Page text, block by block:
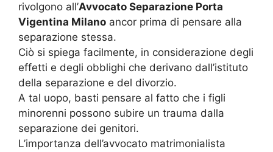
rivolgono all’Avvocato Separazione Porta
Vigentina Milano ancor prima di pensare alla
separazione stessa.
Ciò si spiega facilmente, in considerazione degli
effetti e degli obblighi che derivano dall’istituto
della separazione e del divorzio.
A tal uopo, basti pensare al fatto che i figli
minorenni possono subire un trauma dalla
separazione dei genitori.
L’importanza dell’avvocato matrimonialista